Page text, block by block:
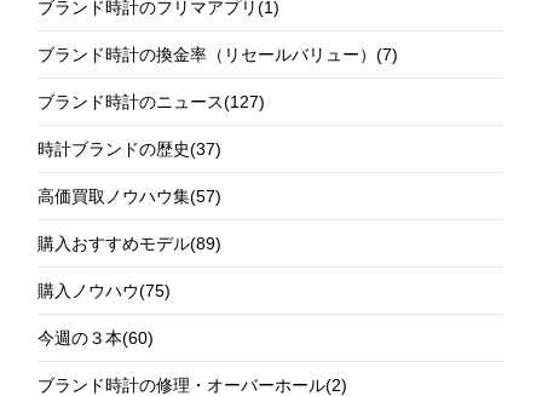
ブランド時計のフリマアプリ(1)
ブランド時計の換金率（リセールバリュー）(7)
ブランド時計のニュース(127)
時計ブランドの歴史(37)
高価買取ノウハウ集(57)
購入おすすめモデル(89)
購入ノウハウ(75)
今週の３本(60)
ブランド時計の修理・オーバーホール(2)